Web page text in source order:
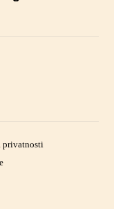
privatnosti